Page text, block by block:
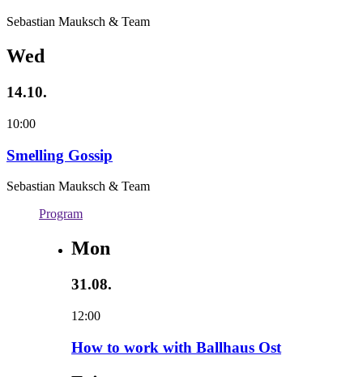
Sebastian Mauksch & Team
Wed
14.10.
10:00
Smelling Gossip
Sebastian Mauksch & Team
Program
Mon
31.08.
12:00
How to work with Ballhaus Ost